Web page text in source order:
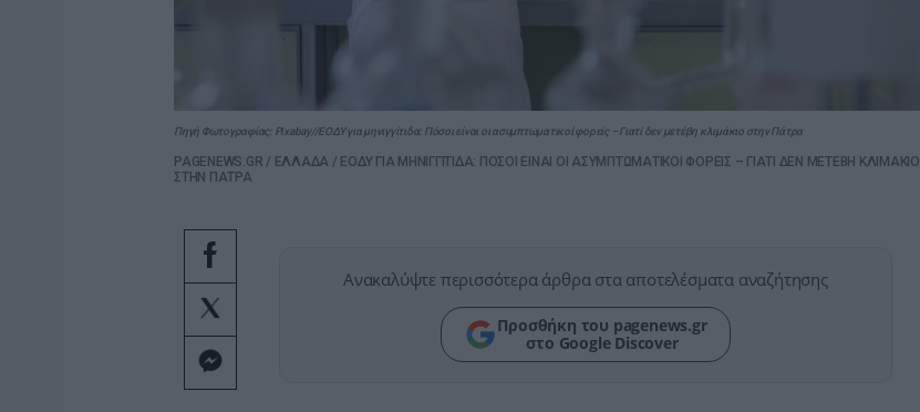
Πηγή Φωτογραφίας: Pixabay//ΕΟΔΥ για μηνιγγίτιδα: Πόσοι είναι οι ασυμπτωματικοί φορείς – Γιατί δεν μετέβη κλιμάκιο στην Πάτρα
PAGENEWS.GR / ΕΛΛΑΔΑ / ΕΟΔΥ ΓΙΑ ΜΗΝΙΓΓΙΤΙΔΑ: ΠΟΣΟΙ ΕΙΝΑΙ ΟΙ ΑΣΥΜΠΤΩΜΑΤΙΚΟΙ ΦΟΡΕΙΣ – ΓΙΑΤΙ ΔΕΝ ΜΕΤΕΒΗ ΚΛΙΜΑΚΙΟ
ΣΤΗΝ ΠΑΤΡΑ
Ανακαλύψτε περισσότερα άρθρα στα αποτελέσματα αναζήτησης
Προσθήκη του pagenews.gr
στο Google Discover